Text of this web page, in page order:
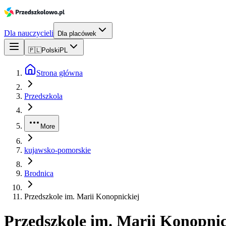
Dla nauczycieli Dla placówek
🇵🇱Polski PL
Strona główna
Przedszkola
More
kujawsko-pomorskie
Brodnica
Przedszkole im. Marii Konopnickiej
Przedszkole im. Marii